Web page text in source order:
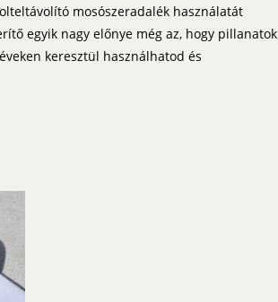
mosószeradalék használatát
egyik nagy előnye még az, hogy pillanatok
keresztül használhatod és